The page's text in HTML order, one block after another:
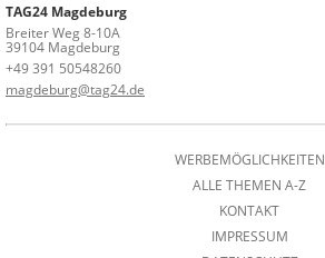
TAG24 Magdeburg
Breiter Weg 8-10A
39104 Magdeburg
+49 391 50548260
magdeburg@tag24.de
WERBEMÖGLICHKEITEN
ALLE THEMEN A-Z
KONTAKT
IMPRESSUM